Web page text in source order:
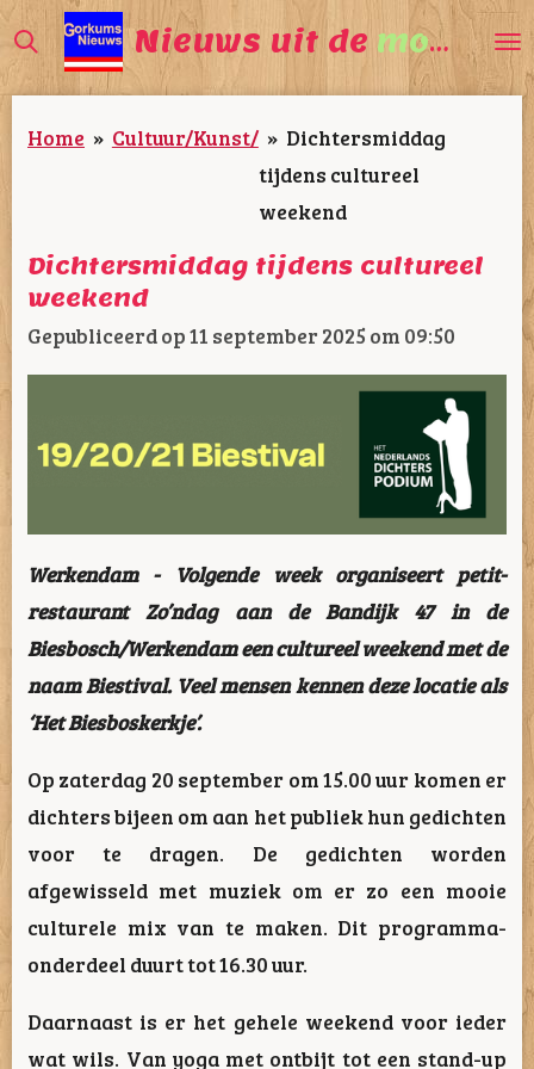
Ga
direct
naar
de
Nieuws uit de mooiste
Home » Cultuur/Kunst/ » Dichtersmiddag
tijdens cultureel
weekend
Dichtersmiddag tijdens cultureel
weekend
Gepubliceerd op 11 september 2025 om 09:50
Werkendam - Volgende week organiseert petit-
restaurant Zo’ndag aan de Bandijk 47 in de
Biesbosch/Werkendam een cultureel weekend met de
naam Biestival. Veel mensen kennen deze locatie als
‘Het Biesboskerkje’.
Op zaterdag 20 september om 15.00 uur komen er
dichters bijeen om aan het publiek hun gedichten
voor te dragen. De gedichten worden
afgewisseld met muziek om er zo een mooie
culturele mix van te maken. Dit programma-
onderdeel duurt tot 16.30 uur.
Daarnaast is er het gehele weekend voor ieder
wat wils. Van yoga met ontbijt tot een stand-up